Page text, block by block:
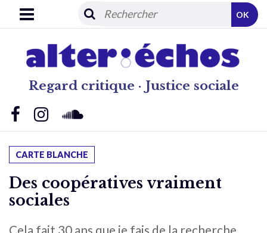
Regard critique · Justice sociale
OK
CARTE BLANCHE
Des coopératives vraiment
sociales
Cela fait 30 ans que je fais de la recherche